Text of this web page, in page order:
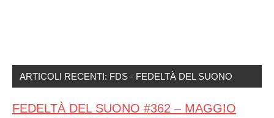
ARTICOLI RECENTI: FDS - FEDELTÀ DEL SUONO
FEDELTÀ DEL SUONO #362 – MAGGIO